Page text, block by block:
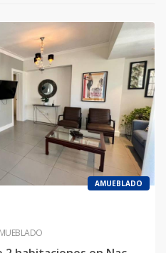
AMUEBLADO